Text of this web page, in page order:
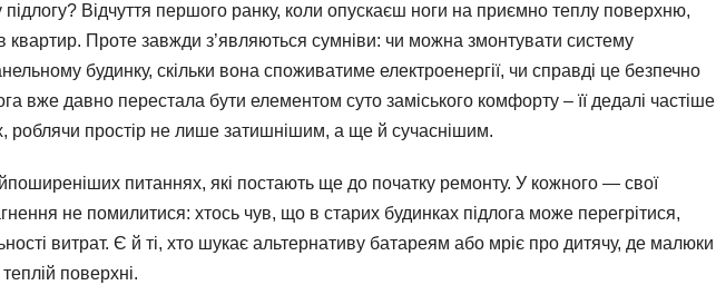
Відчуття першого ранку, коли опускаєш ноги на приємно теплу поверхню,
квартир. Проте завжди з’являються сумніви: чи можна змонтувати систему
будинку, скільки вона споживатиме електроенергії, чи справді це безпечно
вже давно перестала бути елементом суто заміського комфорту – її дедалі частіше
роблячи простір не лише затишнішим, а ще й сучаснішим.
питаннях, які постають ще до початку ремонту. У кожного — свої
не помилитися: хтось чув, що в старих будинках підлога може перегрітися,
витрат. Є й ті, хто шукає альтернативу батареям або мріє про дитячу, де малюки
поверхні.